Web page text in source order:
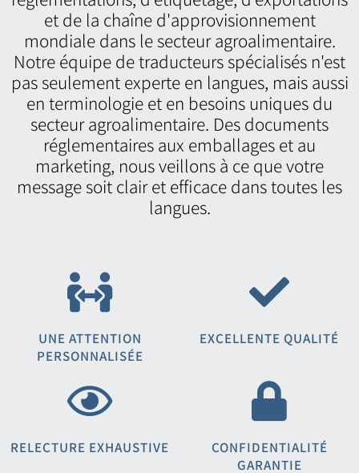
et de la chaîne d'approvisionnement
mondiale dans le secteur agroalimentaire.
Notre équipe de traducteurs spécialisés n'est
pas seulement experte en langues, mais aussi
en terminologie et en besoins uniques du
secteur agroalimentaire. Des documents
réglementaires aux emballages et au
marketing, nous veillons à ce que votre
message soit clair et efficace dans toutes les
langues.
UNE ATTENTION
PERSONNALISÉE
EXCELLENTE QUALITÉ
RELECTURE EXHAUSTIVE
CONFIDENTIALITÉ
GARANTIE